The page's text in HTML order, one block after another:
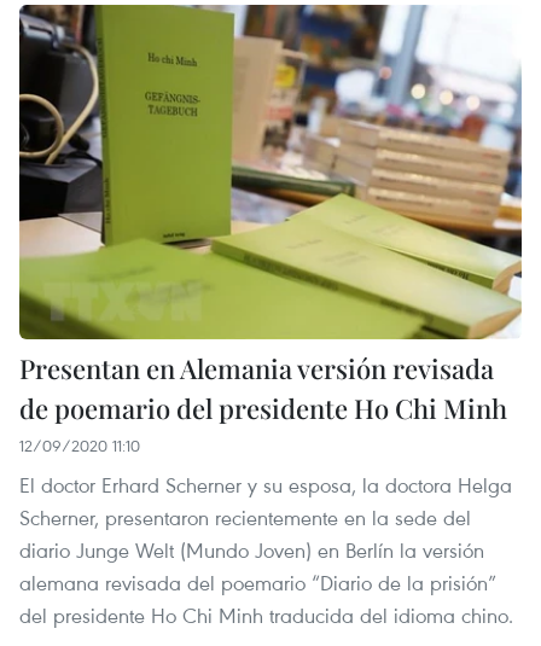
Presentan en Alemania versión revisada
de poemario del presidente Ho Chi Minh
12/09/2020 11:10
El doctor Erhard Scherner y su esposa, la doctora Helga
Scherner, presentaron recientemente en la sede del
diario Junge Welt (Mundo Joven) en Berlín la versión
alemana revisada del poemario “Diario de la prisión”
del presidente Ho Chi Minh traducida del idioma chino.